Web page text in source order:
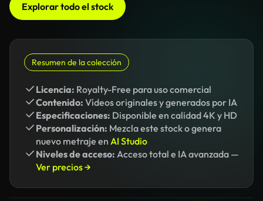
Explorar todo el stock
Resumen de la colección
Licencia: Royalty-Free para uso comercial
Contenido: Vídeos originales y generados por IA
Especificaciones: Disponible en calidad 4K y HD
Personalización: Mezcla este stock o genera
nuevo metraje en AI Studio
Niveles de acceso: Acceso total e IA avanzada —
Ver precios →